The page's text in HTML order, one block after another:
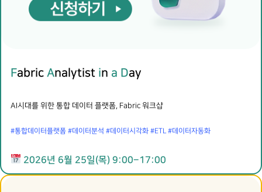
Fabric Analytist in a Day
AI시대를 위한 통합 데이터 플랫폼, Fabric 워크샵
#통합데이터플랫폼 #데이터분석 #데이터시각화 #ETL #데이터자동화
2026년 6월 25일(목) 9:00–17:00